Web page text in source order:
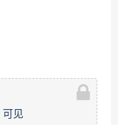
可见